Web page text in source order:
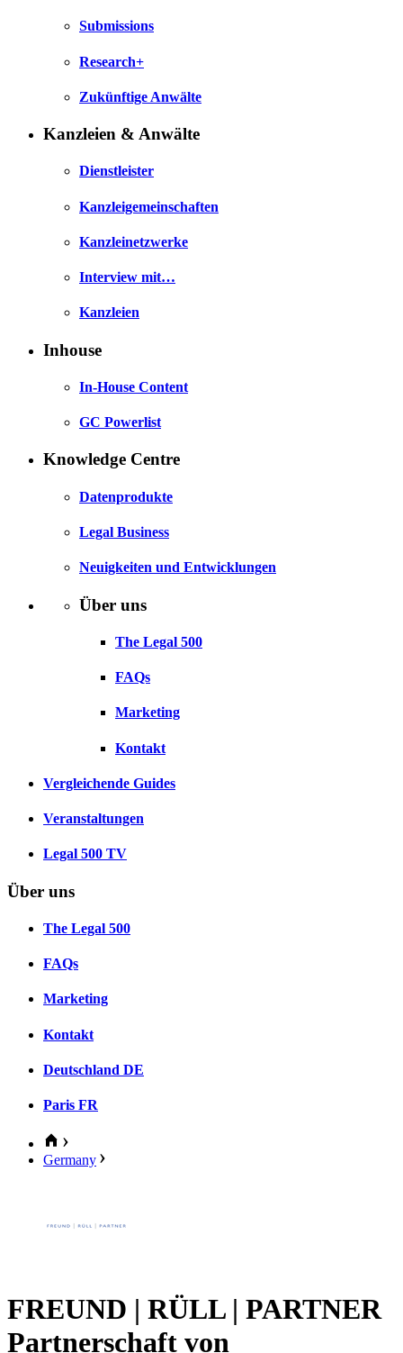
Submissions
Research+
Zukünftige Anwälte
Kanzleien & Anwälte
Dienstleister
Kanzleigemeinschaften
Kanzleinetzwerke
Interview mit…
Kanzleien
Inhouse
In-House Content
GC Powerlist
Knowledge Centre
Datenprodukte
Legal Business
Neuigkeiten und Entwicklungen
Über uns
The Legal 500
FAQs
Marketing
Kontakt
Vergleichende Guides
Veranstaltungen
Legal 500 TV
Über uns
The Legal 500
FAQs
Marketing
Kontakt
Deutschland DE
Paris FR
Germany
FREUND | RÜLL | PARTNER
Partnerschaft von